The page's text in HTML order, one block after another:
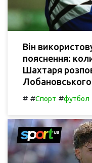
Він
пояснення:
Шахтаря
# #Спорт #футбол